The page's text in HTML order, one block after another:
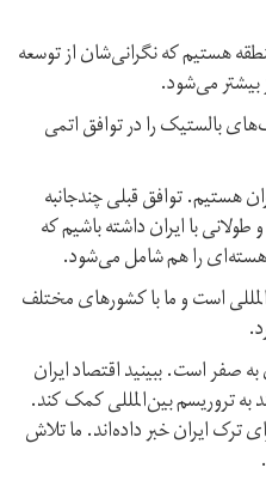
هستیم که نگرانی‌شان از توسعه
می‌شود.
بالستیک را در توافق اتمی
هستیم. توافق قبلی چندجانبه
با ایران داشته باشیم که
را هم شامل می‌شود.
است و ما با کشورهای مختلف
صفر است. ببینید اقتصاد ایران
تروریسم بین‌المللی کمک کند.
ترک ایران خبر داده‌اند. ما تلاش